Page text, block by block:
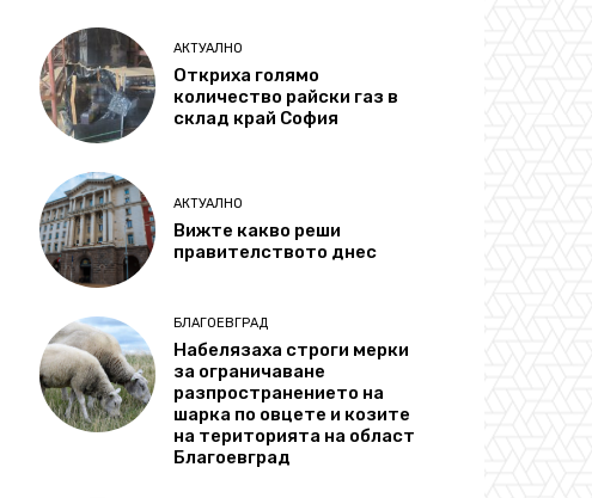
АКТУАЛНО
Откриха голямо
количество райски газ в
склад край София
АКТУАЛНО
Вижте какво реши
правителството днес
БЛАГОЕВГРАД
Набелязаха строги мерки
за ограничаване
разпространението на
шарка по овцете и козите
на територията на област
Благоевград